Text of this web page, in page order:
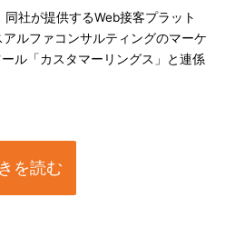
社が提供するWeb接客プラット
ルファコンサルティングのマーケ
ル「カスタマーリングス」と連係
を読む